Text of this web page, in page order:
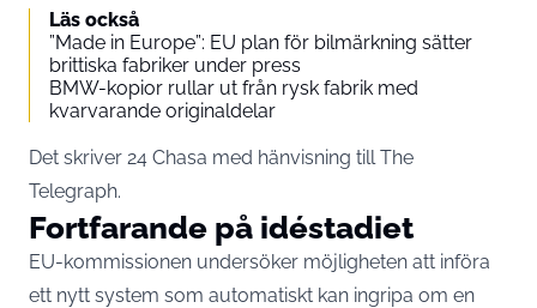
Läs också
”Made in Europe”: EU plan för bilmärkning sätter
brittiska fabriker under press
BMW-kopior rullar ut från rysk fabrik med
kvarvarande originaldelar
Det skriver 24 Chasa med hänvisning till The
Telegraph.
Fortfarande på idéstadiet
EU-kommissionen undersöker möjligheten att införa
ett nytt system som automatiskt kan ingripa om en